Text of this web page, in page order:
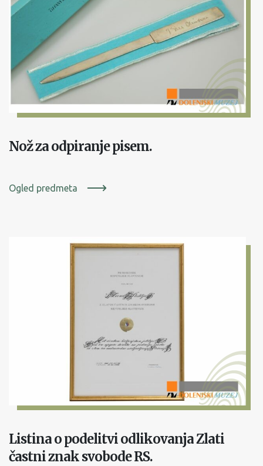
Nož za odpiranje pisem.
Ogled predmeta
Listina o podelitvi odlikovanja Zlati
častni znak svobode RS.